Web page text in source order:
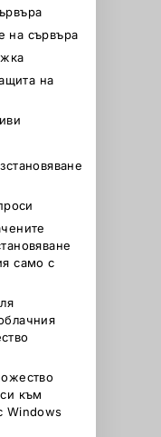
на сървъра
на
само с
към
Windows